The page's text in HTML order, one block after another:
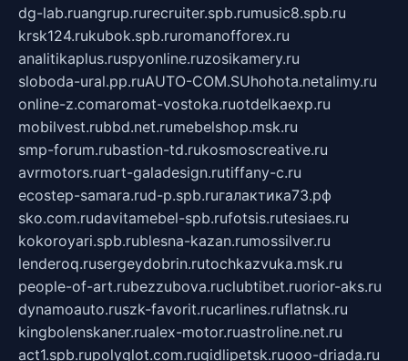
dg-lab.ruangrup.rurecruiter.spb.rumusic8.spb.ru
krsk124.rukubok.spb.ruromanofforex.ru
analitikaplus.ruspyonline.ruzosikamery.ru
sloboda-ural.pp.ruAUTO-COM.SUhohota.netalimy.ru
online-z.comaromat-vostoka.ruotdelkaexp.ru
mobilvest.rubbd.net.rumebelshop.msk.ru
smp-forum.rubastion-td.rukosmoscreative.ru
avrmotors.ruart-galadesign.rutiffany-c.ru
ecostep-samara.rud-p.spb.ruгалактика73.рф
sko.com.rudavitamebel-spb.rufotsis.rutesiaes.ru
kokoroyari.spb.rublesna-kazan.rumossilver.ru
lenderoq.rusergeydobrin.rutochkazvuka.msk.ru
people-of-art.rubezzubova.ruclubtibet.ruorior-aks.ru
dynamoauto.ruszk-favorit.rucarlines.ruflatnsk.ru
kingbolenskaner.rualex-motor.ruastroline.net.ru
act1.spb.rupolyglot.com.rugidlipetsk.ruooo-driada.ru